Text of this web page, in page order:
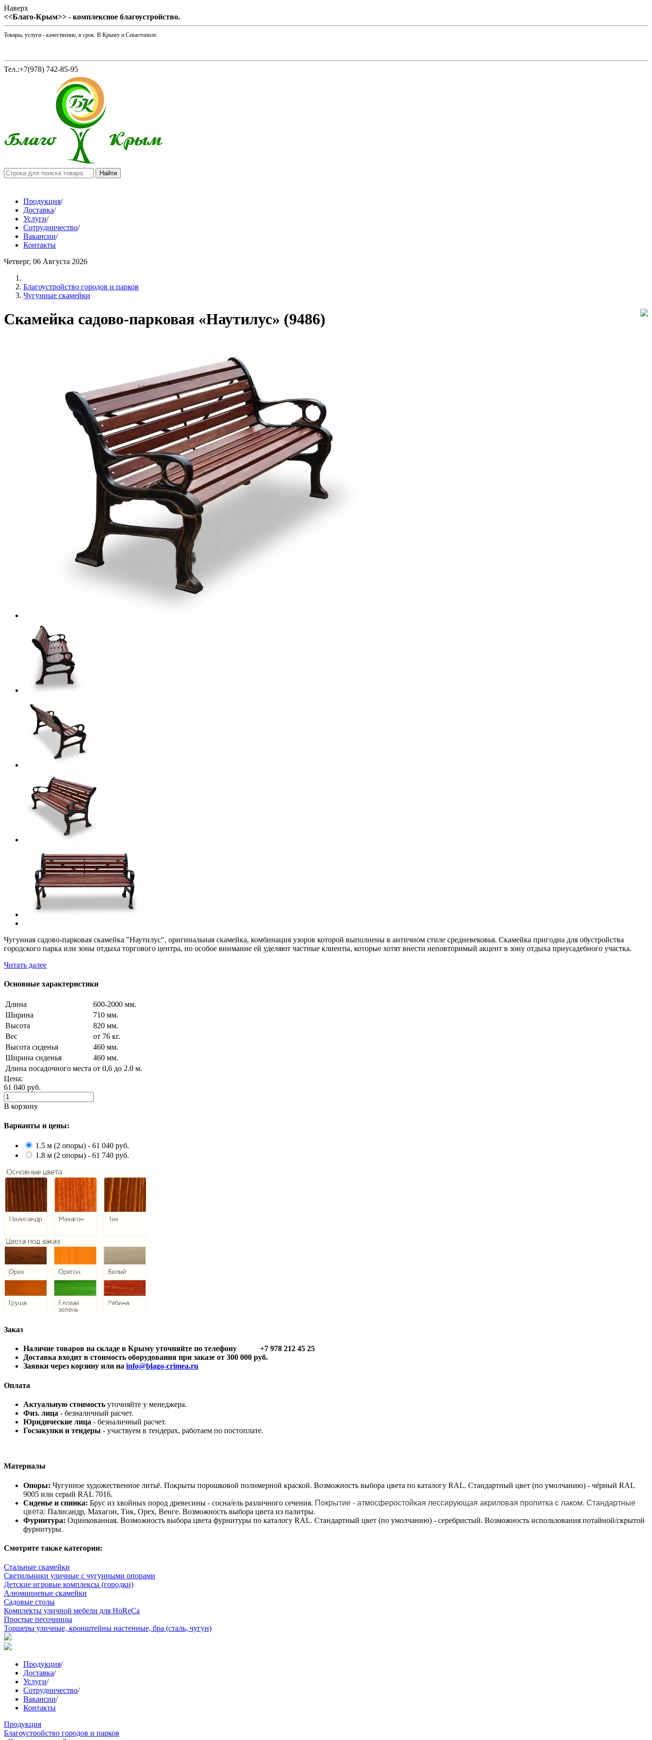
Наверх
<<Благо-Крым>> - комплексное благоустройство.
Товары, услуги - качественно, в срок. В Крыму и Севастополе.
Тел.:+7(978) 742-85-95
Продукция/
Доставка/
Услуги/
Сотрудничество/
Вакансии/
Контакты
Четверг, 06 Августа 2026
Благоустройство городов и парков
Чугунные скамейки
Скамейка садово-парковая «Наутилус» (9486)
Чугунная садово-парковая скамейка "Наутилус", оригинальная скамейка, комбинация узоров которой выполнены в античном стиле средневековья. Скамейка пригодна для обустройства
городского парка или зоны отдыха торгового центра, но особое внимание ей уделяют частные клиенты, которые хотят внести неповторимый акцент в зону отдыха приусадебного участка.
Читать далее
Основные характеристики
Длина
600-2000 мм.
Ширина
710 мм.
Высота
820 мм.
Вес
от 76 кг.
Высота сиденья
460 мм.
Ширина сиденья
460 мм.
Длина посадочного места от 0,6 до 2.0 м.
Цена:
61 040 руб.
В корзину
Варианты и цены:
1.5 м (2 опоры) - 61 040 руб.
1.8 м (2 опоры) - 61 740 руб.
Заказ
Наличие товаров на складе в Крыму уточняйте по телефону +7 978 212 45 25
Доставка входит в стоимость оборудования при заказе от 300 000 руб.
Заявки через корзину или на info@blago-crimea.ru
Оплата
Актуальную стоимость уточняйте у менеджера.
Физ. лица - безналичный расчет.
Юридические лица - безналичный расчет.
Госзакупки и тендеры - участвуем в тендерах, работаем по постоплате.
Материалы
Опоры: Чугунное художественное литьё. Покрыты порошковой полимерной краской. Возможность выбора цвета по каталогу RAL. Стандартный цвет (по умолчанию) - чёрный RAL
9005 или серый RAL 7016.
Сиденье и спинка: Брус из хвойных пород древесины - сосна/ель различного сечения. Покрытие - атмосферостойкая лессирующая акриловая пропитка с лаком. Стандартные
цвета: Палисандр, Махагон, Тик, Орех, Венге. Возможность выбора цвета из палитры.
Фурнитура: Оцинкованная. Возможность выбора цвета фурнитуры по каталогу RAL. Стандартный цвет (по умолчанию) - серебристый. Возможность использования потайной/скрытой
фурнитуры.
Смотрите также категории:
Стальные скамейки
Светильники уличные с чугунными опорами
Детские игровые комплексы (городки)
Алюминиевые скамейки
Садовые столы
Комплекты уличной мебели для HoReCa
Простые песочницы
Торшеры уличные, кронштейны настенные, бра (сталь, чугун)
Продукция/
Доставка/
Услуги/
Сотрудничество/
Вакансии/
Контакты
Продукция
Благоустройство городов и парков